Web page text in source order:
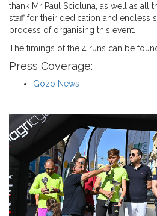
thank Mr Paul Scicluna, as well as all
staff for their dedication and endless
process of organising this event.
The timings of the 4 runs can be
Press Coverage:
Gozo News